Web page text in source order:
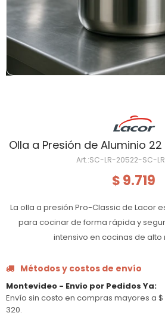
Olla a Presión de Aluminio
SC-LR-20522-SC-
$ 9.719
La olla a presión Pro-Classic de Lacor
para cocinar de forma rápida y
intensivo en cocinas de alto
Métodos y costos de envío
Montevideo - Envio por Pedidos Ya:
Envío sin costo en compras mayores a $
320.